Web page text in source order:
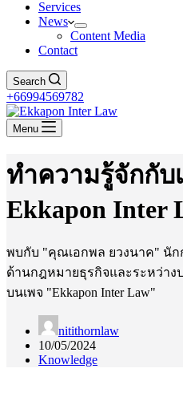
Services
News
Content Media
Contact
Search
+66994569782
Menu
ทำความรู้จักกับ
Ekkapon Inter
พบกับ "คุณเอกพล ยวงนาค" นั
ด้านกฎหมายธุรกิจและระหว่าง
บนเพจ "Ekkapon Inter Law"
nitithornlaw
10/05/2024
Knowledge